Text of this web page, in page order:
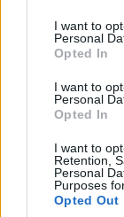
I want to
Personal
Opted In
I want to
Personal
Opted In
I want to
Retention,
Personal
Purposes
Opted Out
Comentar Letra
Comenta o
Lima o 'En